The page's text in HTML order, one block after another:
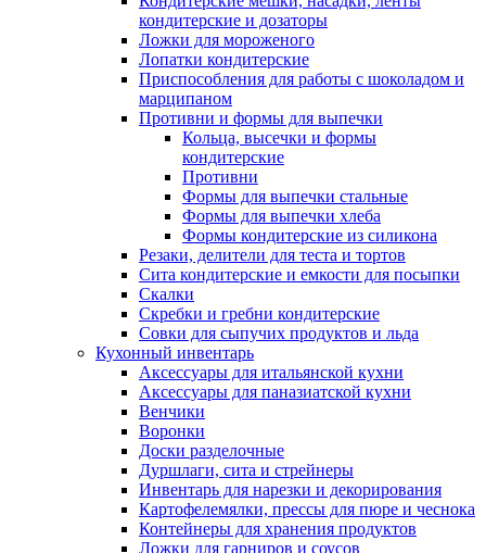
кондитерские и дозаторы
Ложки для мороженого
Лопатки кондитерские
Приспособления для работы с шоколадом и
марципаном
Противни и формы для выпечки
Кольца, высечки и формы
кондитерские
Противни
Формы для выпечки стальные
Формы для выпечки хлеба
Формы кондитерские из силикона
Резаки, делители для теста и тортов
Сита кондитерские и емкости для посыпки
Скалки
Скребки и гребни кондитерские
Совки для сыпучих продуктов и льда
Кухонный инвентарь
Аксессуары для итальянской кухни
Аксессуары для паназиатской кухни
Венчики
Воронки
Доски разделочные
Дуршлаги, сита и стрейнеры
Инвентарь для нарезки и декорирования
Картофелемялки, прессы для пюре и чеснока
Контейнеры для хранения продуктов
Ложки для гарниров и соусов